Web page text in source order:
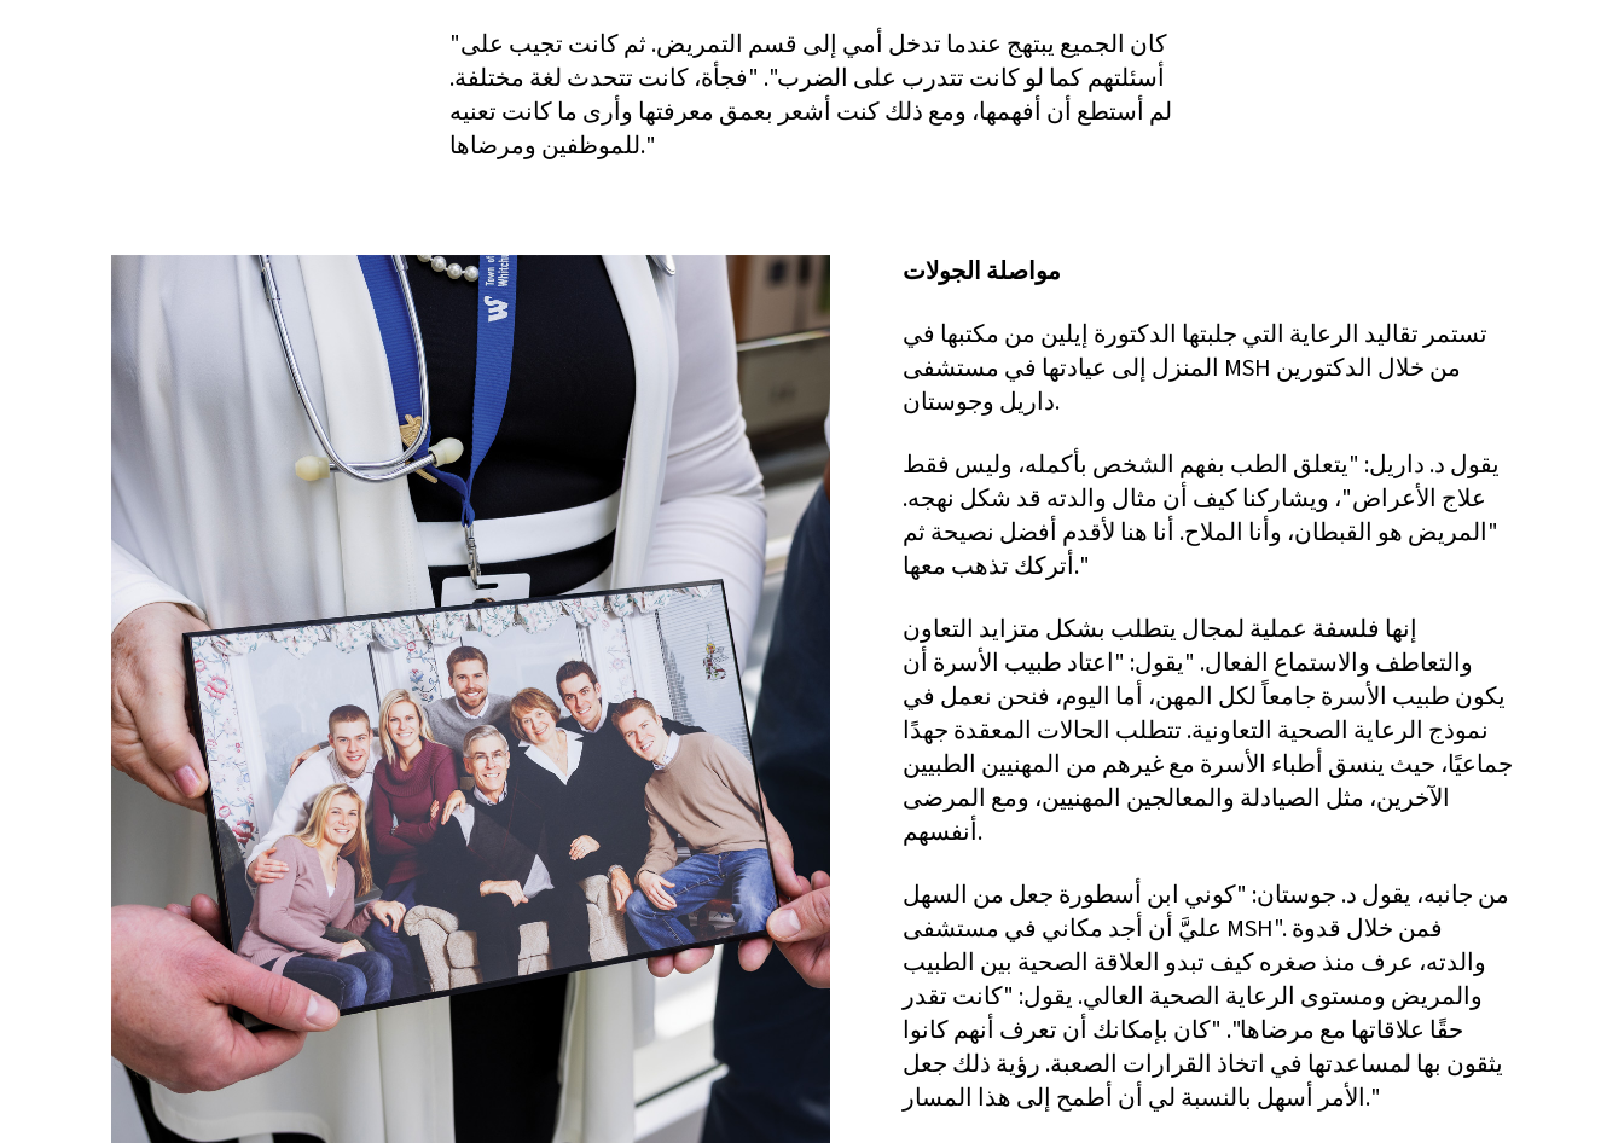
"كان الجميع يبتهج عندما تدخل أمي إلى قسم التمريض. ثم كانت تجيب على
أسئلتهم كما لو كانت تتدرب على الضرب". "فجأة، كانت تتحدث لغة مختلفة.
لم أستطع أن أفهمها، ومع ذلك كنت أشعر بعمق معرفتها وأرى ما كانت تعنيه
للموظفين ومرضاها."
مواصلة الجولات
تستمر تقاليد الرعاية التي جلبتها الدكتورة إيلين من مكتبها في
المنزل إلى عيادتها في مستشفى MSH من خلال الدكتورين
داريل وجوستان.
يقول د. داريل: "يتعلق الطب بفهم الشخص بأكمله، وليس فقط
علاج الأعراض"، ويشاركنا كيف أن مثال والدته قد شكل نهجه.
"المريض هو القبطان، وأنا الملاح. أنا هنا لأقدم أفضل نصيحة ثم
أتركك تذهب معها."
إنها فلسفة عملية لمجال يتطلب بشكل متزايد التعاون
والتعاطف والاستماع الفعال. "يقول: "اعتاد طبيب الأسرة أن
يكون طبيب الأسرة جامعاً لكل المهن، أما اليوم، فنحن نعمل في
نموذج الرعاية الصحية التعاونية. تتطلب الحالات المعقدة جهدًا
جماعيًا، حيث ينسق أطباء الأسرة مع غيرهم من المهنيين الطبيين
الآخرين، مثل الصيادلة والمعالجين المهنيين، ومع المرضى
أنفسهم.
من جانبه، يقول د. جوستان: "كوني ابن أسطورة جعل من السهل
عليَّ أن أجد مكاني في مستشفى MSH". فمن خلال قدوة
والدته، عرف منذ صغره كيف تبدو العلاقة الصحية بين الطبيب
والمريض ومستوى الرعاية الصحية العالي. يقول: "كانت تقدر
حقًا علاقاتها مع مرضاها". "كان بإمكانك أن تعرف أنهم كانوا
يثقون بها لمساعدتها في اتخاذ القرارات الصعبة. رؤية ذلك جعل
الأمر أسهل بالنسبة لي أن أطمح إلى هذا المسار."